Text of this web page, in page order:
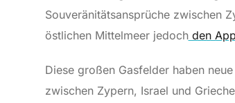
Souveränitätsansprüche zwischen
östlichen Mittelmeer jedochden
Diese großen Gasfelder haben
zwischen Zypern, Israel und